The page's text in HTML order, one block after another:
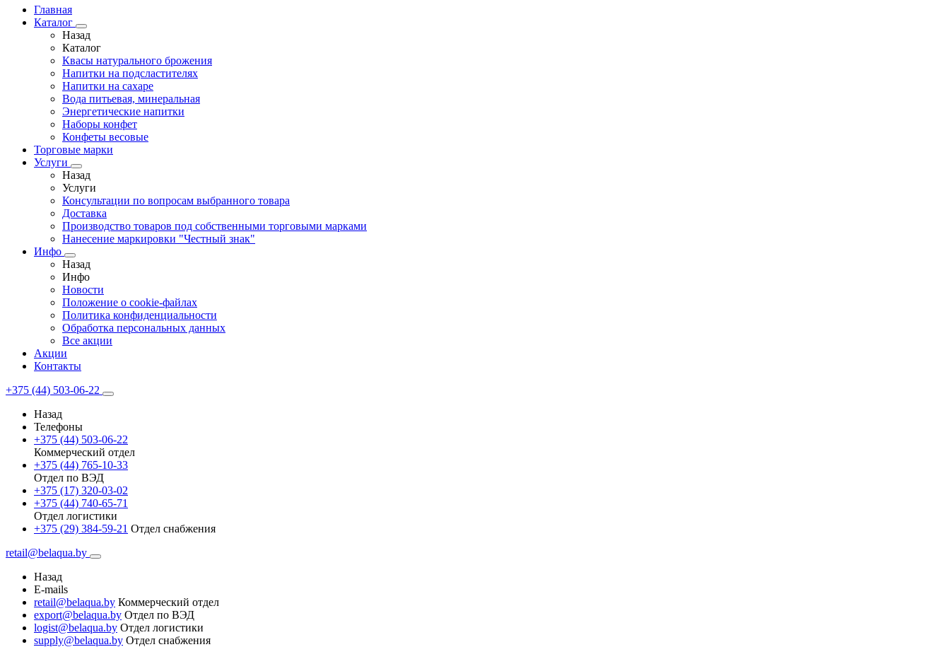
Главная
Каталог
Назад
Каталог
Квасы натурального брожения
Напитки на подсластителях
Напитки на сахаре
Вода питьевая, минеральная
Энергетические напитки
Наборы конфет
Конфеты весовые
Торговые марки
Услуги
Назад
Услуги
Консультации по вопросам выбранного товара
Доставка
Производство товаров под собственными торговыми марками
Нанесение маркировки "Честный знак"
Инфо
Назад
Инфо
Новости
Положение о cookie-файлах
Политика конфиденциальности
Обработка персональных данных
Все акции
Акции
Контакты
+375 (44) 503-06-22
Назад
Телефоны
+375 (44) 503-06-22
Коммерческий отдел
+375 (44) 765-10-33
Отдел по ВЭД
+375 (17) 320-03-02
+375 (44) 740-65-71
Отдел логистики
+375 (29) 384-59-21 Отдел снабжения
retail@belaqua.by
Назад
E-mails
retail@belaqua.by Коммерческий отдел
export@belaqua.by Отдел по ВЭД
logist@belaqua.by Отдел логистики
supply@belaqua.by Отдел снабжения